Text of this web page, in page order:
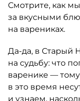
Смотрите, как
за вкусными
на варениках.
Да-да, в Старый
на судьбу: что
варенике — тому
в это время
и узнаем,